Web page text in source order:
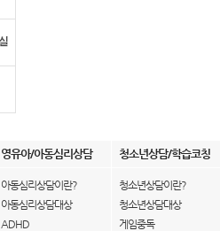
영유아/아동심리상담 청소년상담/학습코칭
아동심리상담이란?
아동심리상담대상
ADHD
청소년상담이란?
청소년상담대상
게임중독